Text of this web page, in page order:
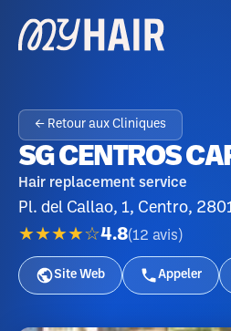
← Retour aux Cliniques
SG CENTROS
Hair replacement service
Pl. del Callao, 1, Centro,
★★★★☆4.8(12 avis )
Site Web Appeler